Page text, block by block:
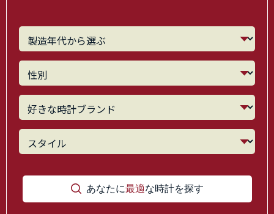
あなたに最適な時計を探す